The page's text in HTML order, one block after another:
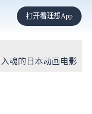
打开看理想App
魂的日本动画电影